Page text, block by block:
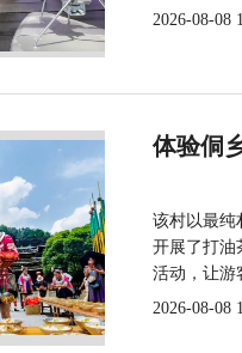
2026-08-08
体验侗
该村以最纯
开展了打油
活动，让游
2026-08-08